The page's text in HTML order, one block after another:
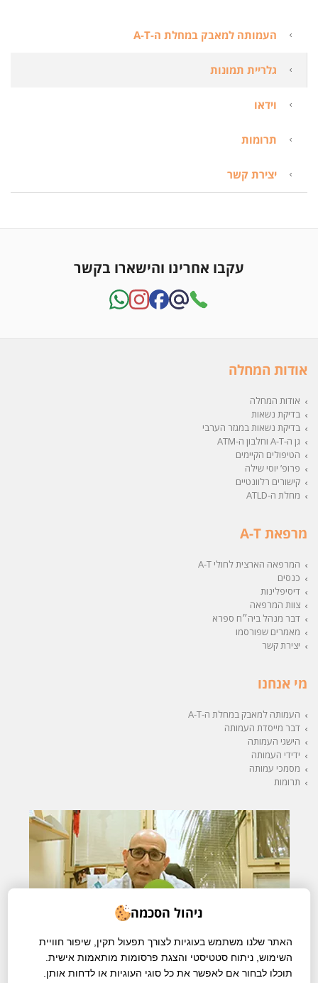
העמותה למאבק במחלת ה-A-T
גלריית תמונות
וידאו
תרומות
יצירת קשר
עקבו אחרינו והישארו בקשר
אודות המחלה
אודות המחלה
בדיקת נשאות
בדיקת נשאות במגזר הערבי
גן ה-A-T וחלבון ה-ATM
הטיפולים הקיימים
פרופ’ יוסי שילה
קישורים רלוונטיים
מחלת ה-ATLD
מרפאת A-T
המרפאה הארצית לחולי A-T
כנסים
דיסיפלינות
צוות המרפאה
דבר מנהל ביה״ח ספרא
מאמרים שפורסמו
יצירת קשר
מי אנחנו
העמותה למאבק במחלת ה-A-T
דבר מייסדת העמותה
הישגי העמותה
ידידי העמותה
מסמכי עמותה
תרומות
ניהול הסכמה
האתר שלנו משתמש בעוגיות לצורך תפעול תקין, שיפור חוויית
השימוש, ניתוח סטטיסטי והצגת פרסומות מותאמות אישית.
תוכלו לבחור אם לאפשר את כל סוגי העוגיות או לדחות אותן.